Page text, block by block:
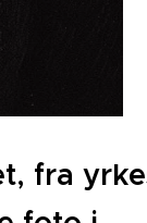
fra